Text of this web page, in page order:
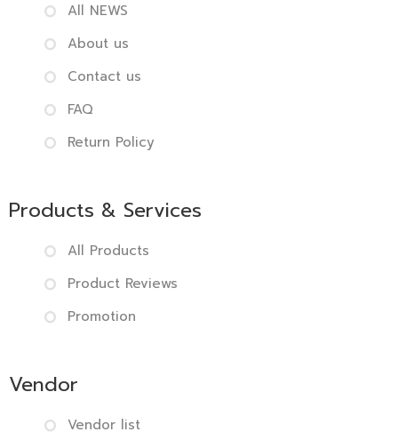
All NEWS
About us
Contact us
FAQ
Return Policy
Products & Services
All Products
Product Reviews
Promotion
Vendor
Vendor list